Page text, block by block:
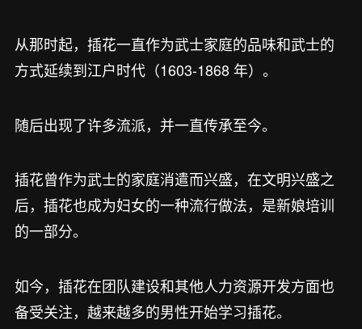
从那时起，插花一直作为武士家庭的品味和武士的
方式延续到江户时代（1603-1868 年）。
随后出现了许多流派，并一直传承至今。
插花曾作为武士的家庭消遣而兴盛，在文明兴盛之
后，插花也成为妇女的一种流行做法，是新娘培训
的一部分。
如今，插花在团队建设和其他人力资源开发方面也
备受关注，越来越多的男性开始学习插花。